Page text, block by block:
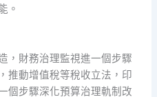
。
財務治理監視進一個步驟
推動增值稅等稅收立法，印
個步驟深化預算治理軌制改